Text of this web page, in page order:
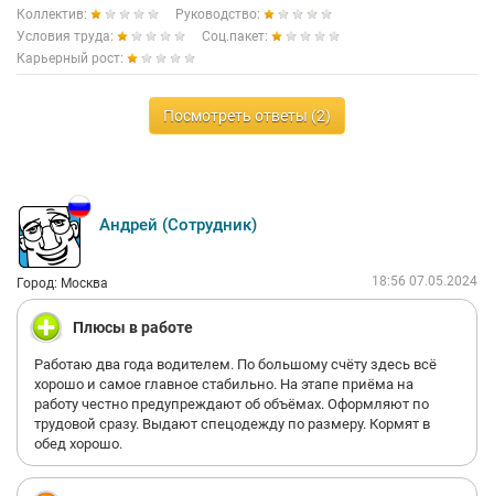
Коллектив:
Руководство:
Условия труда:
Соц.пакет:
Карьерный рост:
Посмотреть ответы (2)
Андрей (Сотрудник)
Город: Москва 18:56 07.05.2024
Плюсы в работе
Работаю два года водителем. По большому счёту здесь всё
хорошо и самое главное стабильно. На этапе приёма на
работу честно предупреждают об объёмах. Оформляют по
трудовой сразу. Выдают спецодежду по размеру. Кормят в
обед хорошо.